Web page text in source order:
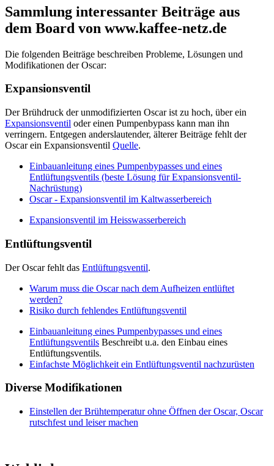
Sammlung interessanter Beiträge aus
dem Board von www.kaffee-netz.de
Die folgenden Beiträge beschreiben Probleme, Lösungen und
Modifikationen der Oscar:
Expansionsventil
Der Brühdruck der unmodifizierten Oscar ist zu hoch, über ein
Expansionsventil oder einen Pumpenbypass kann man ihn
verringern. Entgegen anderslautender, älterer Beiträge fehlt der
Oscar ein Expansionsventil Quelle.
Einbauanleitung eines Pumpenbypasses und eines
Entlüftungsventils (beste Lösung für Expansionsventil-
Nachrüstung)
Oscar - Expansionsventil im Kaltwasserbereich
Expansionsventil im Heisswasserbereich
Entlüftungsventil
Der Oscar fehlt das Entlüftungsventil.
Warum muss die Oscar nach dem Aufheizen entlüftet
werden?
Risiko durch fehlendes Entlüftungsventil
Einbauanleitung eines Pumpenbypasses und eines
Entlüftungsventils Beschreibt u.a. den Einbau eines
Entlüftungsventils.
Einfachste Möglichkeit ein Entlüftungsventil nachzurüsten
Diverse Modifikationen
Einstellen der Brühtemperatur ohne Öffnen der Oscar, Oscar
rutschfest und leiser machen